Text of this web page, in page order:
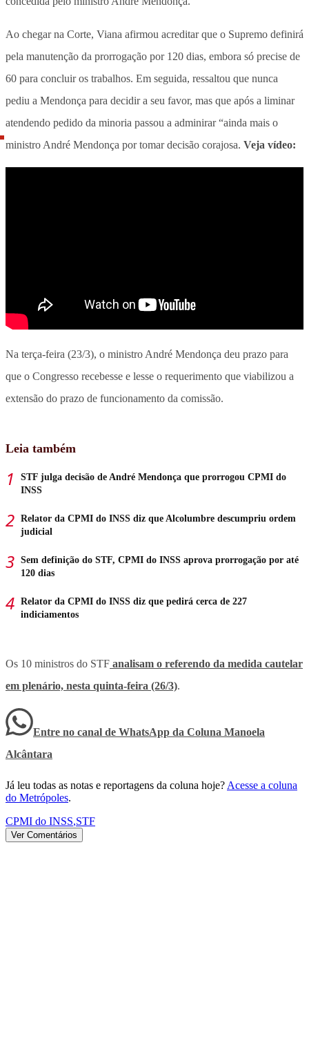
Ao chegar na Corte, Viana afirmou acreditar que o Supremo definirá
pela manutenção da prorrogação por 120 dias, embora só precise de
60 para concluir os trabalhos. Em seguida, ressaltou que nunca
pediu a Mendonça para decidir a seu favor, mas que após a liminar
atendendo pedido da minoria passou a adminirar “ainda mais o
ministro André Mendonça por tomar decisão corajosa. Veja vídeo:
Na terça-feira (23/3), o ministro André Mendonça deu prazo para
que o Congresso recebesse e lesse o requerimento que viabilizou a
extensão do prazo de funcionamento da comissão.
Leia também
STF julga decisão de André Mendonça que prorrogou CPMI do
INSS
Relator da CPMI do INSS diz que Alcolumbre descumpriu ordem
judicial
Sem definição do STF, CPMI do INSS aprova prorrogação por até
120 dias
Relator da CPMI do INSS diz que pedirá cerca de 227
indiciamentos
Os 10 ministros do STF analisam o referendo da medida cautelar
em plenário, nesta quinta-feira (26/3).
Entre no canal de WhatsApp da Coluna Manoela
Alcântara
Já leu todas as notas e reportagens da coluna hoje? Acesse a coluna
do Metrópoles.
CPMI do INSS,STF
Ver Comentários